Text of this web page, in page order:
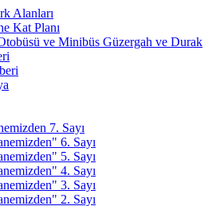
Alanları
Kat Planı
ve Minibüs Güzergah ve Durak
7. Sayı
6. Sayı
5. Sayı
4. Sayı
3. Sayı
2. Sayı